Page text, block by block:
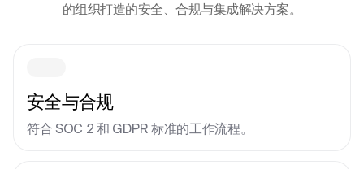
的组织打造的安全、合规与集成解决方案。
安全与合规
符合 SOC 2 和 GDPR 标准的工作流程。